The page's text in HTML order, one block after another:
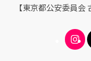
【東京都公安委員会